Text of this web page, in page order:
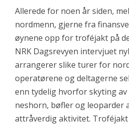
Allerede for noen år siden,
nordmenn, gjerne fra
øynene opp for troféjakt på
NRK Dagsrevyen intervjuet
arrangerer slike turer for
operatørene og deltagerne
enn tydelig hvorfor skyting
neshorn, bøfler og leoparder
attråverdig aktivitet.